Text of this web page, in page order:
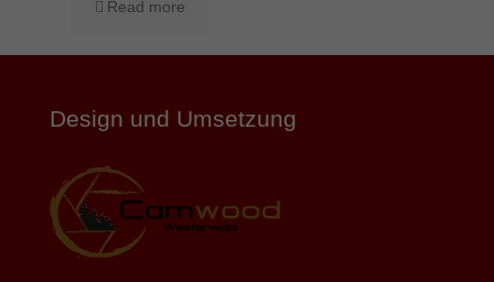
Read more
Design und Umsetzung